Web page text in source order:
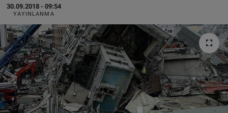
30.09.2018 - 09:54
YAYINLANMA
SAĞLIK - YAŞAM
BİLİM-TEKNOLOJİ
BİLİM-TEKNOLOJİ
SAĞLIK
FOTO GALERİ
VIDEO GALERİ
ALGEMENE VOORWAARDEN
Son Dakika Haberleri
Haber Arşivi